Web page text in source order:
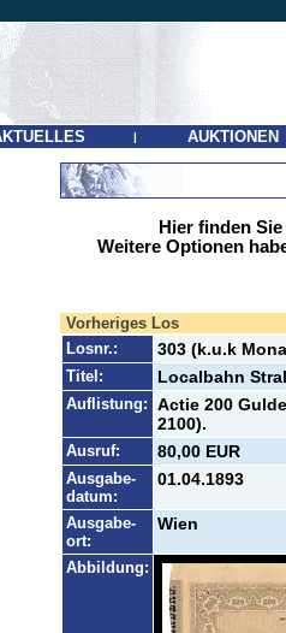
| AUKTIONEN
Hier finden
Weitere Optionen
Vorheriges Los
Losnr.:
303 (k.u.k
Titel: Localbahn
Auflistung: Actie 200
2100).
Ausruf: 80,00 EUR
Ausgabe-
datum:
01.04.1893
Ausgabe-
ort:
Wien
Abbildung: